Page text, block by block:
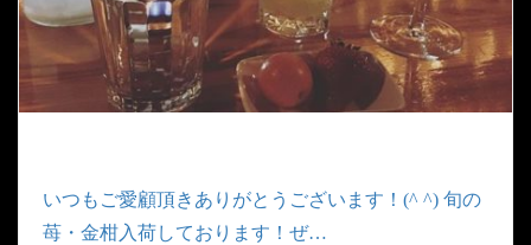
いつもご愛顧頂きありがとうございます！(^ ^) 旬の
苺・金柑入荷しております！ぜ…